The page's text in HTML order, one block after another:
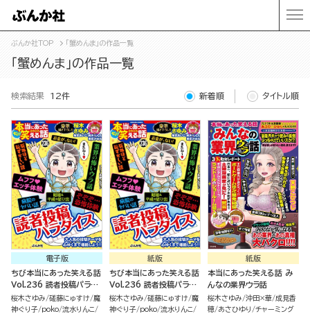
ぶんか社TOP 「蟹めんま」の作品一覧
「蟹めんま」の作品一覧
検索結果 12件 新着順 タイトル順
電子版
ちび本当にあった笑える話
Vol.236 読者投稿パラダ
イス
桜木さゆみ 磋藤にゅすけ 魔
神ぐり子 poko 流水りんこ
紙版
ちび本当にあった笑える話
Vol.236 読者投稿パラダ
イス
桜木さゆみ 磋藤にゅすけ 魔
神ぐり子 poko 流水りんこ
紙版
本当にあった笑える話 み
んなの業界ウラ話
桜木さゆみ 沖田×華 成見香
穂 あさひゆり
チャーミング